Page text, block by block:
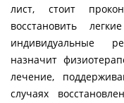
лист, стоит
восстановить
индивидуальные
назначит
лечение,
случаях